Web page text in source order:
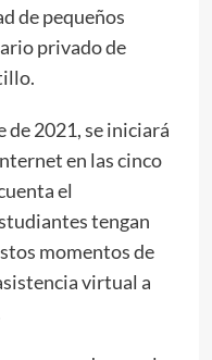
de pequeños
privado de
de 2021, se iniciará
en las cinco
el
tengan
momentos de
virtual a